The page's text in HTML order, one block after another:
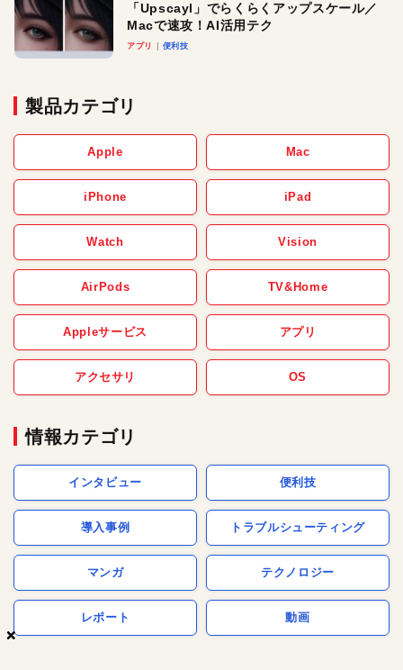
×
×
×
「Upscayl」でらくらくアップスケール／
Macで速攻！AI活用テク
アプリ 便利技
製品カテゴリ
Apple Mac
iPhone iPad
Watch Vision
AirPods TV&Home
Appleサービス アプリ
アクセサリ OS
情報カテゴリ
インタビュー 便利技
導入事例 トラブルシューティング
マンガ テクノロジー
レポート 動画